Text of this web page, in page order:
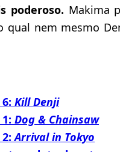
poderoso. Makima
qual nem mesmo
Kill Denji
Dog & Chainsaw
2:Arrival in Tokyo